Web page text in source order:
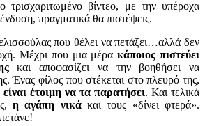
τρισχαριτωμένο βίντεο, με την υπέροχα
πραγματικά θα πιστέψεις.
που θέλει να πετάξει…αλλά δεν
Μέχρι που μια μέρακάποιος πιστεύει
και αποφασίζει να την βοηθήσει να
Ένας φίλος που στέκεται στο πλευρό της,
έτοιμη να τα παρατήσει. Και τελικά
η αγάπη νικάκαι τους «δίνει φτερά».